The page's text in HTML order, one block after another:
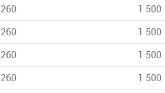
260 1 500
260 1 500
260 1 500
260 1 500